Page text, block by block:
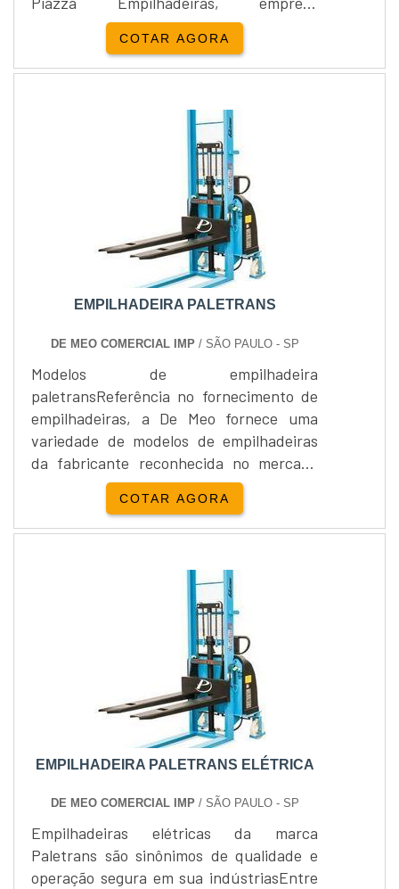
distribuidora do produto, foi formada na
cidade de Cravinhos / SP, e é líder no
mundo dos negócios. À vista disso, a rede
altamente capacitados para oferecer as
soluções mais adequadas para tipos
diversos de situações.Saiba...
COTAR AGORA
EMPILHADEIRA PALETRANS
DE MEO COMERCIAL IMP / SÃO PAULO - SP
Modelos de empilhadeira
paletransReferência no fornecimento de
empilhadeiras, a De Meo fornece uma
variedade de modelos de empilhadeiras
da fabricante reconhecida no mercado
por sua qualidade, a Paletrans. Dentre os
modelos comercializados, o cliente
encontra empilhadeiras dos tipos: -
Elétrica. Segurança e qualidade
Adquirindo empilhadeira paletrans com a
De Meo, seu negócio está altamente cap...
COTAR AGORA
EMPILHADEIRA PALETRANS ELÉTRICA
DE MEO COMERCIAL IMP / SÃO PAULO - SP
Empilhadeiras elétricas da marca
Paletrans são sinônimos de qualidade e
operação segura em sua indústriasEntre